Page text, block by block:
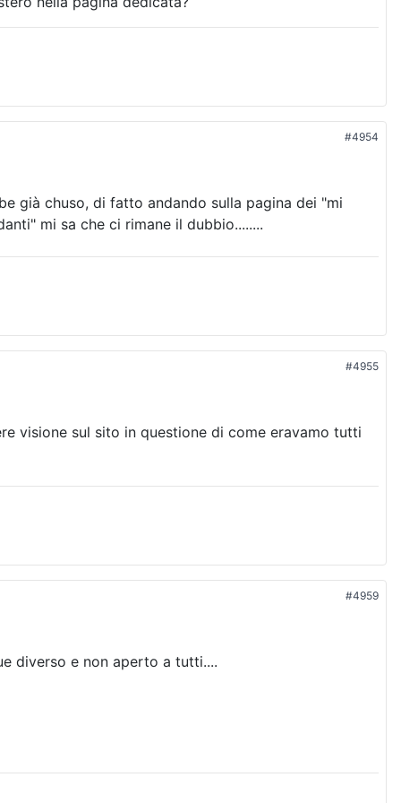
#4954
già chuso, di fatto andando sulla pagina dei "mi
mi sa che ci rimane il dubbio........
#4955
visione sul sito in questione di come eravamo tutti
#4959
diverso e non aperto a tutti....